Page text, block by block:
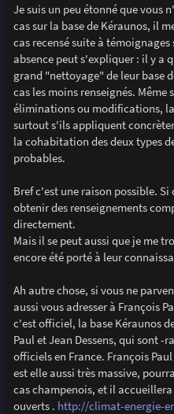
Je suis un peu étonné que vous
cas sur la base de Kéraunos, il
cas recensé suite à
absence peut s'expliquer : il y a
grand "nettoyage" de leur base
cas les moins renseignés.
éliminations ou modifications,
surtout s'ils appliquent
la cohabitation des deux types
probables.
Bref c'est une raison possible.
obtenir des renseignements
directement.
Mais il se peut aussi que je me
encore été porté à leur
Ah autre chose, si vous ne
aussi vous adresser à François
c'est officiel, la base Kéraunos
Paul et Jean Dessens, qui sont -
officiels en France. François
est elle aussi très massive,
cas champenois, et il
ouverts . http://climat-energie-